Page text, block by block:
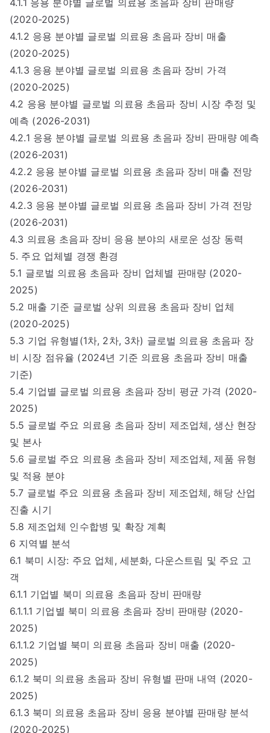
(2020-2025)
4.1.2 응용 분야별 글로벌 의료용 초음파 장비 매출
(2020-2025)
4.1.3 응용 분야별 글로벌 의료용 초음파 장비 가격
(2020-2025)
4.2 응용 분야별 글로벌 의료용 초음파 장비 시장 추정 및
예측 (2026-2031)
4.2.1 응용 분야별 글로벌 의료용 초음파 장비 판매량 예측
(2026-2031)
4.2.2 응용 분야별 글로벌 의료용 초음파 장비 매출 전망
(2026-2031)
4.2.3 응용 분야별 글로벌 의료용 초음파 장비 가격 전망
(2026-2031)
4.3 의료용 초음파 장비 응용 분야의 새로운 성장 동력
5. 주요 업체별 경쟁 환경
5.1 글로벌 의료용 초음파 장비 업체별 판매량 (2020-
2025)
5.2 매출 기준 글로벌 상위 의료용 초음파 장비 업체
(2020-2025)
5.3 기업 유형별(1차, 2차, 3차) 글로벌 의료용 초음파 장
비 시장 점유율 (2024년 기준 의료용 초음파 장비 매출
기준)
5.4 기업별 글로벌 의료용 초음파 장비 평균 가격 (2020-
2025)
5.5 글로벌 주요 의료용 초음파 장비 제조업체, 생산 현장
및 본사
5.6 글로벌 주요 의료용 초음파 장비 제조업체, 제품 유형
및 적용 분야
5.7 글로벌 주요 의료용 초음파 장비 제조업체, 해당 산업
진출 시기
5.8 제조업체 인수합병 및 확장 계획
6 지역별 분석
6.1 북미 시장: 주요 업체, 세분화, 다운스트림 및 주요 고
객
6.1.1 기업별 북미 의료용 초음파 장비 판매량
6.1.1.1 기업별 북미 의료용 초음파 장비 판매량 (2020-
2025)
6.1.1.2 기업별 북미 의료용 초음파 장비 매출 (2020-
2025)
6.1.2 북미 의료용 초음파 장비 유형별 판매 내역 (2020-
2025)
6.1.3 북미 의료용 초음파 장비 응용 분야별 판매량 분석
(2020-2025)